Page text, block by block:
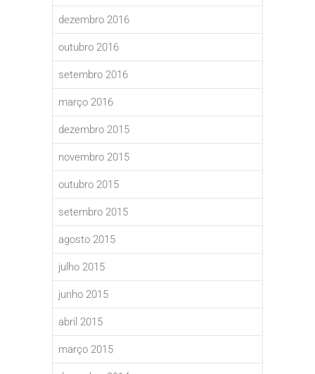
dezembro 2016
outubro 2016
setembro 2016
março 2016
dezembro 2015
novembro 2015
outubro 2015
setembro 2015
agosto 2015
julho 2015
junho 2015
abril 2015
março 2015